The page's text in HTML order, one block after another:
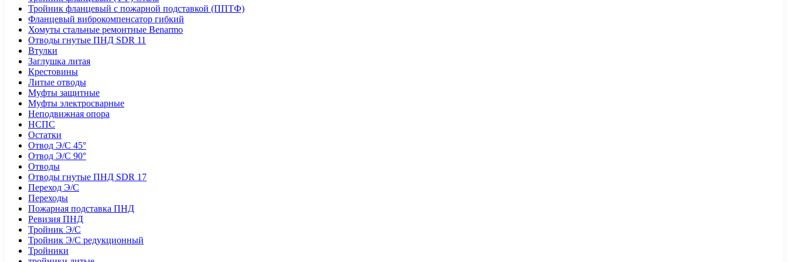
Тройник фланцевый с пожарной подставкой (ППТФ)
Фланцевый виброкомпенсатор гибкий
Хомуты стальные ремонтные Benarmo
Отводы гнутые ПНД SDR 11
Втулки
Заглушка литая
Крестовины
Литые отводы
Муфты защитные
Муфты электросварные
Неподвижная опора
НСПС
Остатки
Отвод Э/С 45°
Отвод Э/С 90°
Отводы
Отводы гнутые ПНД SDR 17
Переход Э/С
Переходы
Пожарная подставка ПНД
Ревизия ПНД
Тройник Э/С
Тройник Э/С редукционный
Тройники